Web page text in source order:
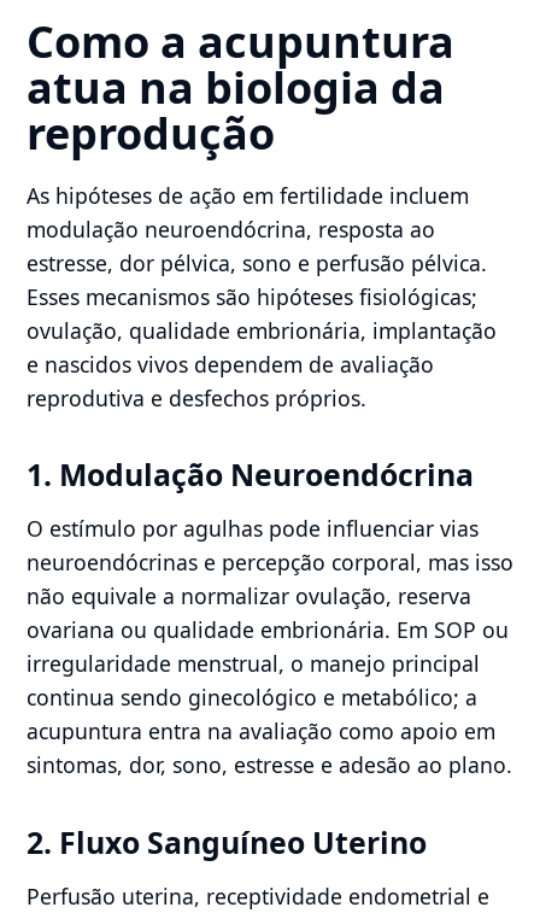
Como a acupuntura
atua na biologia da
reprodução
As hipóteses de ação em fertilidade incluem
modulação neuroendócrina, resposta ao
estresse, dor pélvica, sono e perfusão pélvica.
Esses mecanismos são hipóteses fisiológicas;
ovulação, qualidade embrionária, implantação
e nascidos vivos dependem de avaliação
reprodutiva e desfechos próprios.
1. Modulação Neuroendócrina
O estímulo por agulhas pode influenciar vias
neuroendócrinas e percepção corporal, mas isso
não equivale a normalizar ovulação, reserva
ovariana ou qualidade embrionária. Em SOP ou
irregularidade menstrual, o manejo principal
continua sendo ginecológico e metabólico; a
acupuntura entra na avaliação como apoio em
sintomas, dor, sono, estresse e adesão ao plano.
2. Fluxo Sanguíneo Uterino
Perfusão uterina, receptividade endometrial e